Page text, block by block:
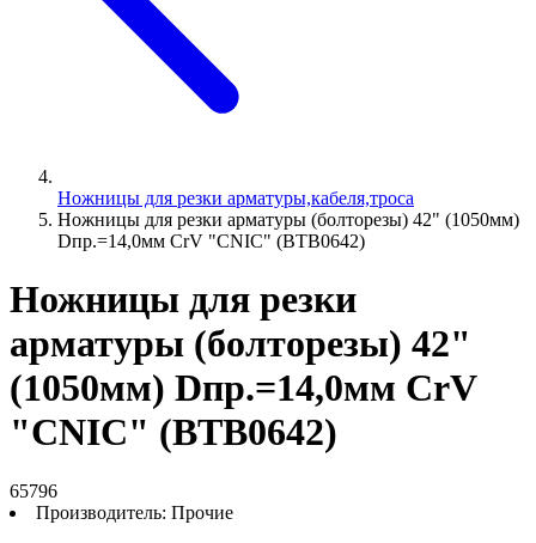
Ножницы для резки арматуры,кабеля,троса
Ножницы для резки арматуры (болторезы) 42" (1050мм)
Dпр.=14,0мм CrV "CNIC" (BТB0642)
Ножницы для резки
арматуры (болторезы) 42"
(1050мм) Dпр.=14,0мм CrV
"CNIC" (BТB0642)
65796
Производитель: Прочие